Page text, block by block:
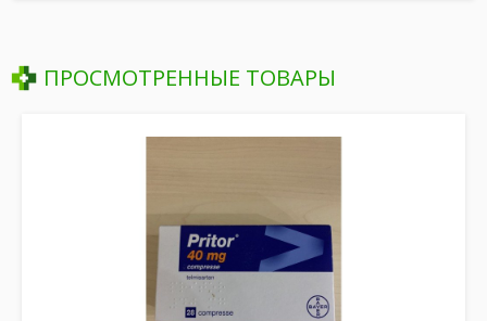
ПРОСМОТРЕННЫЕ ТОВАРЫ